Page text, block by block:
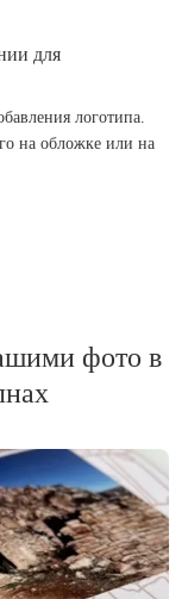
для
логотипа.
на обложке или на
фото в